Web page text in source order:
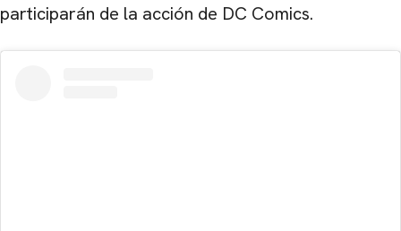
participarán de la acción de DC Comics.